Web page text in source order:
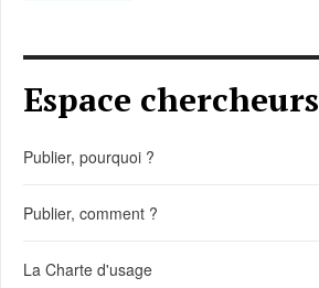
Espace chercheurs
Publier, pourquoi ?
Publier, comment ?
La Charte d'usage